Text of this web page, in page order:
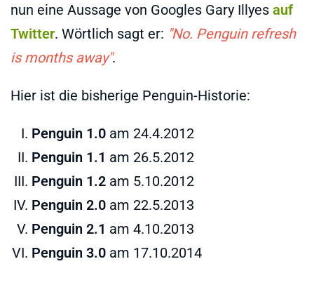
nun eine Aussage von Googles Gary Illyes auf
Twitter. Wörtlich sagt er: "No. Penguin refresh
is months away".
Hier ist die bisherige Penguin-Historie:
Penguin 1.0 am 24.4.2012
Penguin 1.1 am 26.5.2012
Penguin 1.2 am 5.10.2012
Penguin 2.0 am 22.5.2013
Penguin 2.1 am 4.10.2013
Penguin 3.0 am 17.10.2014